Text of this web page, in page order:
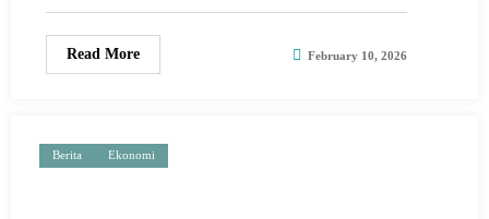
Read More February 10, 2026
Berita Ekonomi